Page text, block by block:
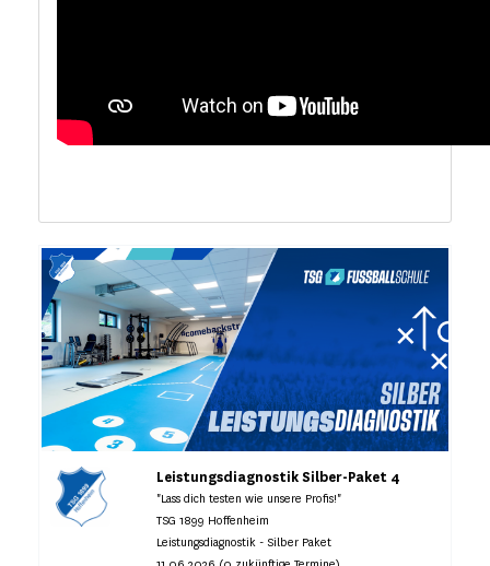
Leistungsdiagnostik Silber-Paket 4
"Lass dich testen wie unsere Profis!"
TSG 1899 Hoffenheim
Leistungsdiagnostik - Silber Paket